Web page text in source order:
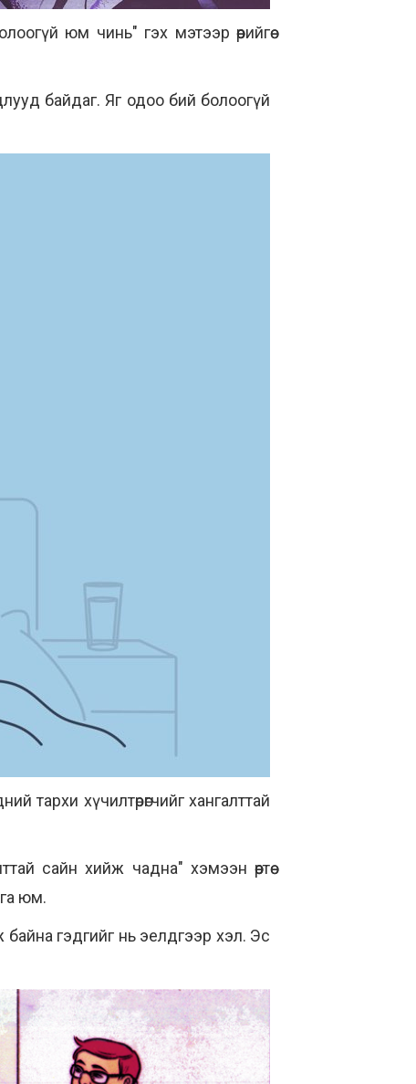
юм чинь" гэх мэтээр өөрийгөө
байдаг. Яг одоо бий болоогүй
тархи хүчилтөрөгчийг хангалттай
сайн хийж чадна" хэмээн өөртөө
юм.
гэдгийг нь эелдгээр хэл. Эс